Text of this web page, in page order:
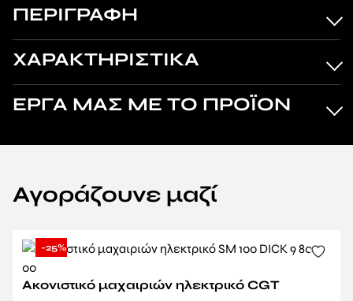
ΠΕΡΙΓΡΑΦΗ
ΧΑΡΑΚΤΗΡΙΣΤΙΚΑ
ΕΡΓΑ ΜΑΣ ΜΕ ΤΟ ΠΡΟΪΟΝ
Αγοράζουνε μαζί
-25%
Ακονιστικό μαχαιριών ηλεκτρικό CGT